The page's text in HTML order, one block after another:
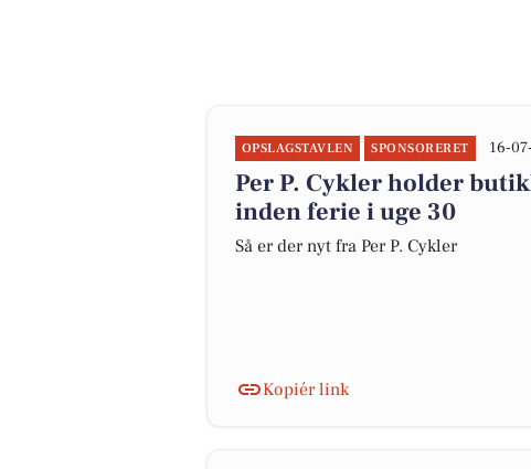
OPSLAGSTAVLEN SPONSORERET 16-
Per P. Cykler holder
inden ferie i uge 30
Så er der nyt fra Per P. Cykler
Kopiér link